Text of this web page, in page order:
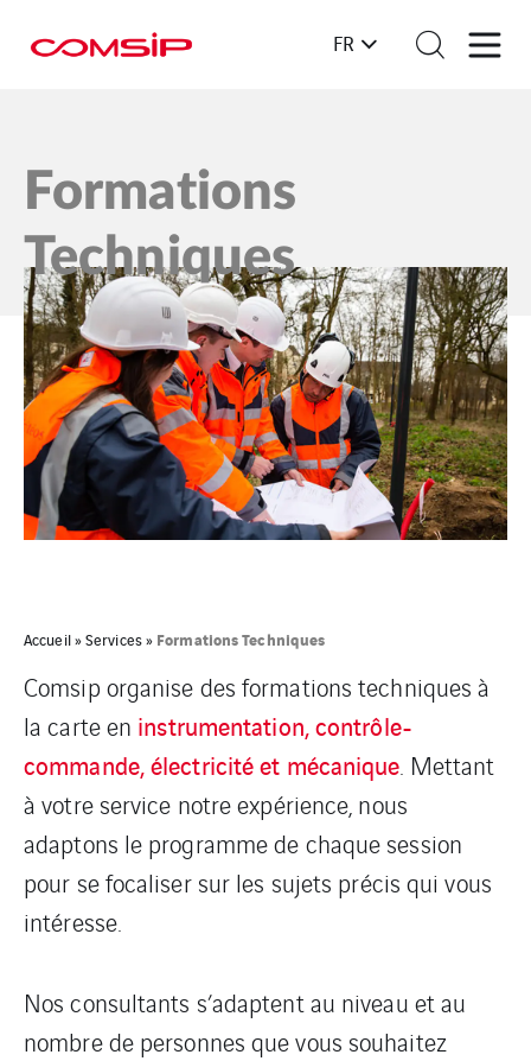
FR
Formations
Techniques
Accueil»Services» Formations Techniques
Comsip organise des formations techniques à
la carte en instrumentation, contrôle-
commande, électricité et mécanique. Mettant
à votre service notre expérience, nous
adaptons le programme de chaque session
pour se focaliser sur les sujets précis qui vous
intéresse.
Nos consultants s’adaptent au niveau et au
nombre de personnes que vous souhaitez